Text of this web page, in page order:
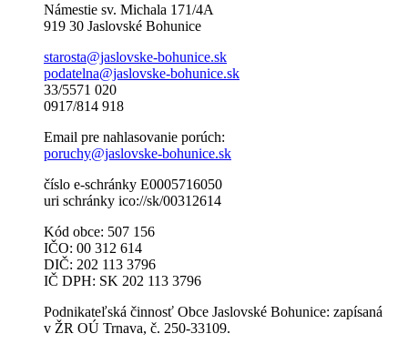
Námestie sv. Michala 171/4A
919 30 Jaslovské Bohunice
starosta@jaslovske-bohunice.sk
podatelna@jaslovske-bohunice.sk
33/5571 020
0917/814 918
Email pre nahlasovanie porúch:
poruchy@jaslovske-bohunice.sk
číslo e-schránky E0005716050
uri schránky ico://sk/00312614
Kód obce: 507 156
IČO: 00 312 614
DIČ: 202 113 3796
IČ DPH: SK 202 113 3796
Podnikateľská činnosť Obce Jaslovské Bohunice: zapísaná
v ŽR OÚ Trnava, č. 250-33109.